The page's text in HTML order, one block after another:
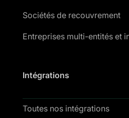
Sociétés de recouvrement
Entreprises multi-entités et
Intégrations
Toutes nos intégrations